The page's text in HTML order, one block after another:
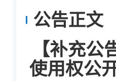
公告正文
【补充
使用权公